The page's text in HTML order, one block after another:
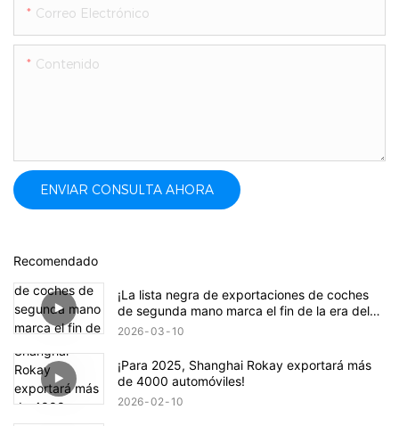
Correo Electrónico
Contenido
ENVIAR CONSULTA AHORA
Recomendado
¡La lista negra de exportaciones de coches
de segunda mano marca el fin de la era del
crecimiento salvaje!
2026 03 10
¡Para 2025, Shanghai Rokay exportará más
de 4000 automóviles!
2026 02 10